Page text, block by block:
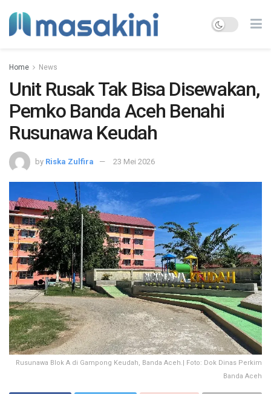
Home News
Unit Rusak Tak Bisa Disewakan,
Pemko Banda Aceh Benahi
Rusunawa Keudah
by Riska Zulfira 23 Mei 2026
Rusunawa Blok A di Gampong Keudah, Banda Aceh.| Foto: Dok Dinas Perkim
Banda Aceh